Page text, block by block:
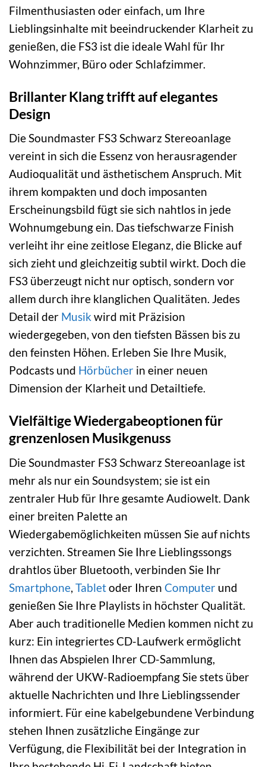
Filmenthusiasten oder einfach, um Ihre
Lieblingsinhalte mit beeindruckender Klarheit zu
genießen, die FS3 ist die ideale Wahl für Ihr
Wohnzimmer, Büro oder Schlafzimmer.
Brillanter Klang trifft auf elegantes
Design
Die Soundmaster FS3 Schwarz Stereoanlage
vereint in sich die Essenz von herausragender
Audioqualität und ästhetischem Anspruch. Mit
ihrem kompakten und doch imposanten
Erscheinungsbild fügt sie sich nahtlos in jede
Wohnumgebung ein. Das tiefschwarze Finish
verleiht ihr eine zeitlose Eleganz, die Blicke auf
sich zieht und gleichzeitig subtil wirkt. Doch die
FS3 überzeugt nicht nur optisch, sondern vor
allem durch ihre klanglichen Qualitäten. Jedes
Detail der Musik wird mit Präzision
wiedergegeben, von den tiefsten Bässen bis zu
den feinsten Höhen. Erleben Sie Ihre Musik,
Podcasts und Hörbücher in einer neuen
Dimension der Klarheit und Detailtiefe.
Vielfältige Wiedergabeoptionen für
grenzenlosen Musikgenuss
Die Soundmaster FS3 Schwarz Stereoanlage ist
mehr als nur ein Soundsystem; sie ist ein
zentraler Hub für Ihre gesamte Audiowelt. Dank
einer breiten Palette an
Wiedergabemöglichkeiten müssen Sie auf nichts
verzichten. Streamen Sie Ihre Lieblingssongs
drahtlos über Bluetooth, verbinden Sie Ihr
Smartphone Tabletoder Ihren Computer und
genießen Sie Ihre Playlists in höchster Qualität.
Aber auch traditionelle Medien kommen nicht zu
kurz: Ein integriertes CD-Laufwerk ermöglicht
Ihnen das Abspielen Ihrer CD-Sammlung,
während der UKW-Radioempfang Sie stets über
aktuelle Nachrichten und Ihre Lieblingssender
informiert. Für eine kabelgebundene Verbindung
stehen Ihnen zusätzliche Eingänge zur
Verfügung, die Flexibilität bei der Integration in